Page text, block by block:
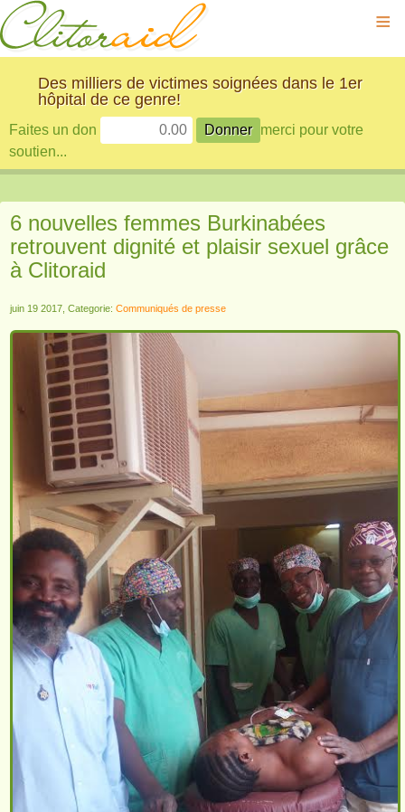
≡
Des milliers de victimes soignées dans le 1er
hôpital de ce genre!
Faites un don
merci pour votre
soutien...
6 nouvelles femmes Burkinabées
retrouvent dignité et plaisir sexuel grâce
à Clitoraid
juin 19 2017, Categorie: Communiqués de presse